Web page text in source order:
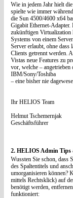
Wie in jedem Jahr hielt
spielte wie immer
die Sun 4500/4600 x64
Gigabit Ethernet-
zukünftigen Virtualization
Systems von einem
Server erlaubt, ohne dass
Clients getrennt werden.
Vistas neue Features zu
vor, welche –
IBM/Sony/Toshiba
– eine bisher nie
Ihr HELIOS Team
Helmut Tschemernjak
Geschäftsführer
2. HELIOS Admin
Wussten Sie schon,
des Spaltentitels und
umorganisieren können?
mittels Rechtsklick) auf
benötigt werden,
funktioniert: